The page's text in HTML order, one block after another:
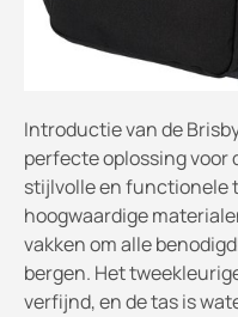
Introductie van de
perfecte oplossing voor
stijlvolle en functionele
hoogwaardige
vakken om alle
bergen. Het
verfijnd, en de tas is